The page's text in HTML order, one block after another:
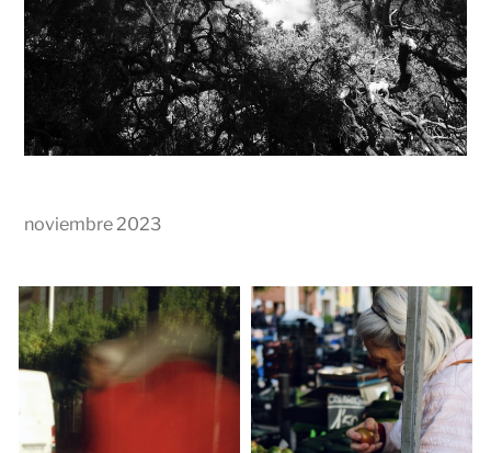
noviembre 2023